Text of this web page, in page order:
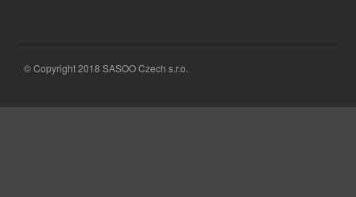
© Copyright 2018 SASOO Czech s.r.o.